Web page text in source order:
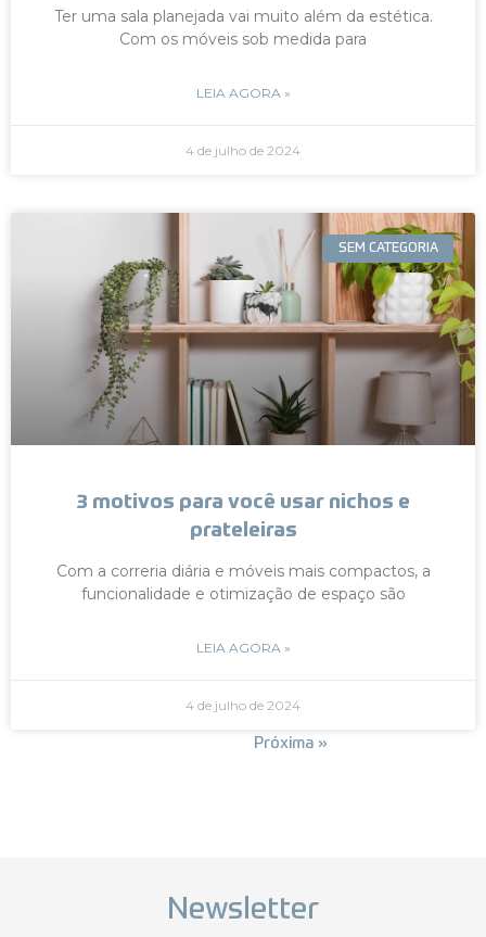
Ter uma sala planejada vai muito além da estética.
Com os móveis sob medida para
LEIA AGORA »
4 de julho de 2024
SEM CATEGORIA
3 motivos para você usar nichos e
prateleiras
Com a correria diária e móveis mais compactos, a
funcionalidade e otimização de espaço são
LEIA AGORA »
4 de julho de 2024
Próxima »
Newsletter